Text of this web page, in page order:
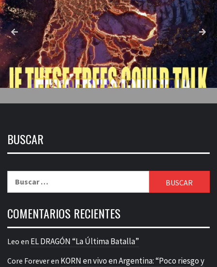
BUSCAR
COMENTARIOS RECIENTES
Leo en EL DRAGÓN “La Última Batalla”
Core Foreveren KORN en vivo en Argentina: “Poco riesgo y